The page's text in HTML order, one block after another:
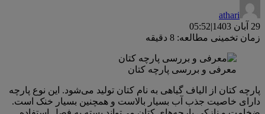
athari
29 آبان 1403
|
05:52
زمان تخمینی مطالعه: 8 دقیقه
معرفی و بررسی پارچه کتان
پارچه کتان از الیاف گیاهی به نام کتان تولید می‌شود. این نوع پارچه
دارای خاصیت جذب آب بسیار بالاست و همچنین بسیار خنک است.